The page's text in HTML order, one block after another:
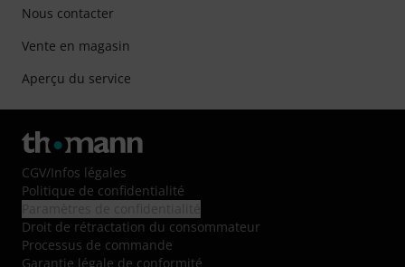
Nous contacter
Vente en magasin
Aperçu du service
CGV/Infos légales
Politique de confidentialité
Droit de rétractation du consommateur
Processus de commande
Garantie légale de conformité